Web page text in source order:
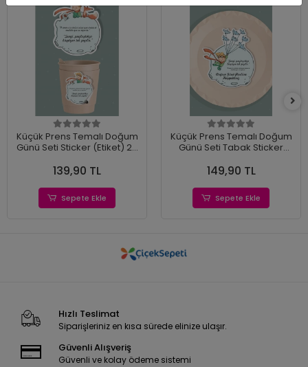
Küçük Prens Temalı Doğum
Günü Seti Sticker (Etiket) 20
139,90 TL
Sepete Ekle
Küçük Prens Temalı Doğum
Günü Seti Tabak Sticker
149,90 TL
Sepete Ekle
Hızlı Teslimat
Siparişleriniz en kısa sürede elinize ulaşır.
Güvenli Alışveriş
Güvenli ve kolay ödeme sistemi